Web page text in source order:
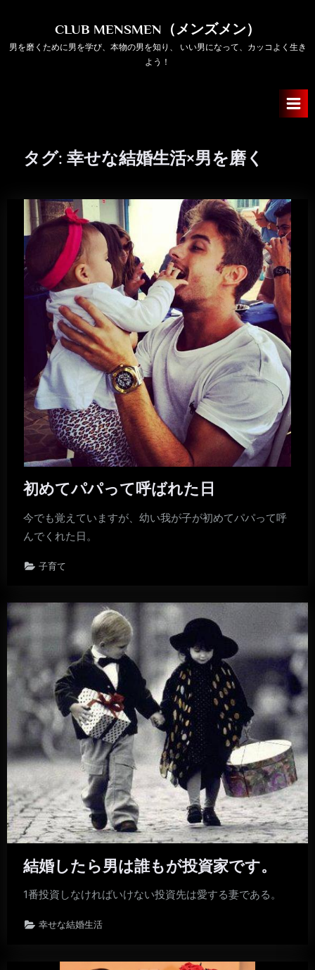
content
CLUB MENSMEN（メンズメン）
男を磨くために男を学び、本物の男を知り、 いい男になって、カッコよく生き
よう！
タグ: 幸せな結婚生活×男を磨く
初めてパパって呼ばれた日
今でも覚えていますが、幼い我が子が初めてパパって呼
んでくれた日。
子育て
結婚したら男は誰もが投資家です。
1番投資しなければいけない投資先は愛する妻である。
幸せな結婚生活